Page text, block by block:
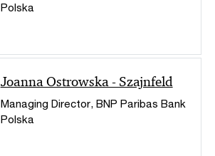
Polska
Joanna Ostrowska - Szajnfeld
Managing Director, BNP Paribas Bank
Polska